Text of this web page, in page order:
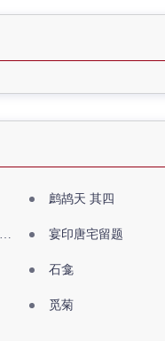
鹧鸪天 其四
宴印唐宅留题
石龛
觅菊